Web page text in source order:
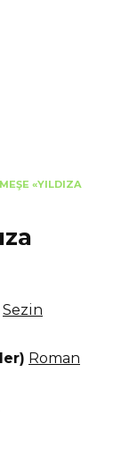
«YILDIZA
Sezin
Roman